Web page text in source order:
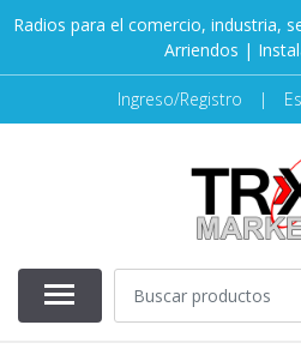
Radios para el comercio, industria,
Arriendos |
Ingreso/Registro |